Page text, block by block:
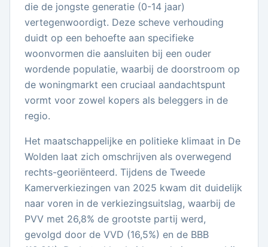
die de jongste generatie (0-14 jaar)
vertegenwoordigt. Deze scheve verhouding
duidt op een behoefte aan specifieke
woonvormen die aansluiten bij een ouder
wordende populatie, waarbij de doorstroom op
de woningmarkt een cruciaal aandachtspunt
vormt voor zowel kopers als beleggers in de
regio.
Het maatschappelijke en politieke klimaat in De
Wolden laat zich omschrijven als overwegend
rechts-georiënteerd. Tijdens de Tweede
Kamerverkiezingen van 2025 kwam dit duidelijk
naar voren in de verkiezingsuitslag, waarbij de
PVV met 26,8% de grootste partij werd,
gevolgd door de VVD (16,5%) en de BBB